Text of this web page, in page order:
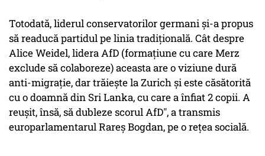
Totodată, liderul conservatorilor germani și-a propus
să readucă partidul pe linia tradițională. Cât despre
Alice Weidel, lidera AfD (formațiune cu care Merz
exclude să colaboreze) aceasta are o viziune dură
anti-migrație, dar trăiește la Zurich și este căsătorită
cu o doamnă din Sri Lanka, cu care a înfiat 2 copii. A
reușit, însă, să dubleze scorul AfD", a transmis
europarlamentarul Rareș Bogdan, pe o rețea socială.